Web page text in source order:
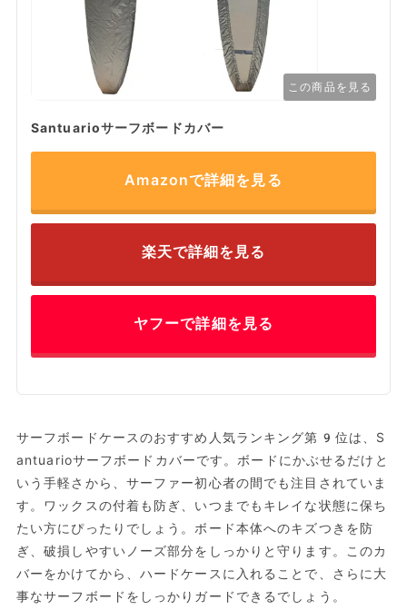
この商品を見る
Santuarioサーフボードカバー
Amazonで詳細を見る
楽天で詳細を見る
ヤフーで詳細を見る
サーフボードケースのおすすめ人気ランキング第9位は、S
antuarioサーフボードカバーです。ボードにかぶせるだけと
いう手軽さから、サーファー初心者の間でも注目されていま
す。ワックスの付着も防ぎ、いつまでもキレイな状態に保ち
たい方にぴったりでしょう。ボード本体へのキズつきを防
ぎ、破損しやすいノーズ部分をしっかりと守ります。このカ
バーをかけてから、ハードケースに入れることで、さらに大
事なサーフボードをしっかりガードできるでしょう。